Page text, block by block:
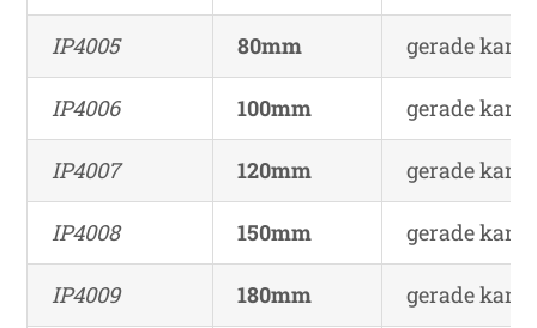
IP4005 80mm gerade
IP4006 100mm gerade
IP4007 120mm gerade
IP4008 150mm gerade
IP4009 180mm gerade